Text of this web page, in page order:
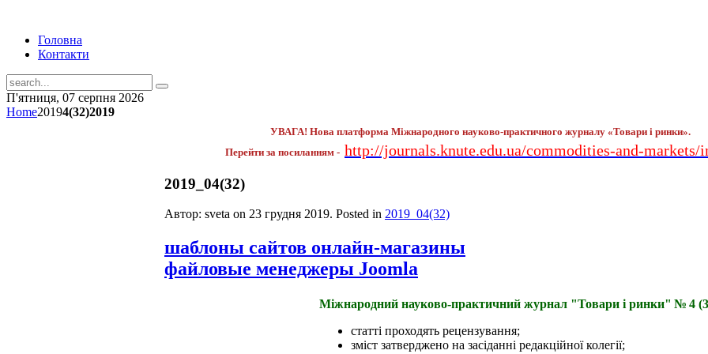
Головна
Контакти
П'ятниця, 07 серпня 2026
Home20194(32)2019
УВАГА! Нова платформа Міжнародного науково-практичного журналу «Товари і ринки».
Перейти за посиланням - http://journals.knute.edu.ua/commodities-and-markets/
2019_04(32)
Автор: sveta on 23 грудня 2019. Posted in 2019_04(32)
шаблоны сайтов онлайн-магазины
файловые менеджеры Joomla
Міжнародний науково-практичний журнал "Товари і ринки" № 4
статті проходять рецензування;
зміст затверджено на засіданні редакційної колегії;